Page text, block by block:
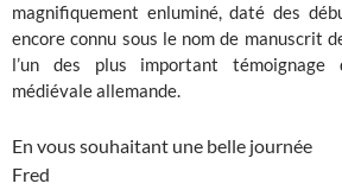
magnifiquement enluminé, daté des
encore connu sous le nom de manuscrit
l’un des plus important
médiévale allemande.
En vous souhaitant une belle journée
Fred